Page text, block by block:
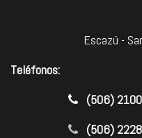
Escazú -
Teléfonos:
​(506)
(506)